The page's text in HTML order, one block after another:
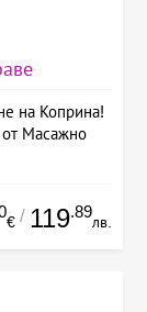
на Коприна!
Масажно
€ / 119.89
лв.